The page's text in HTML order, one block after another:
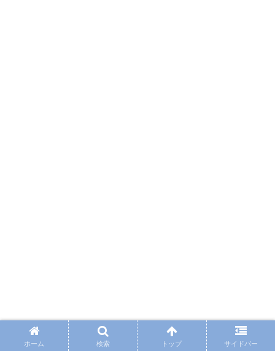
ホーム 検索 トップ サイドバー